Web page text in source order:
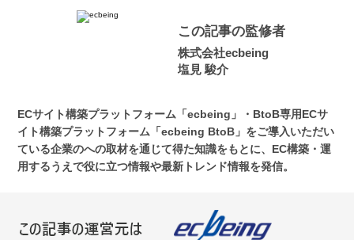
この記事の監修者
株式会社ecbeing
塩見 駿介
ECサイト構築プラットフォーム「ecbeing」・BtoB専用ECサ
イト構築プラットフォーム「ecbeing BtoB」をご導入いただい
ている企業のへの取材を通じて得た知識をもとに、EC構築・運
用するうえで役に立つ情報や最新トレンド情報を発信。